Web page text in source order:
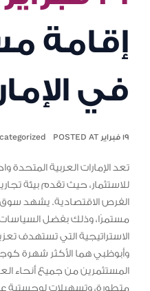
إقامة
في
١٩ فبراير POSTED AT
تعد الإمارات العربية المتحدة
للاستثمار، حيث تقدم بيئة
الفرص الاقتصادية. يشهد سوق
مستمرًا، وذلك بفضل السياسات
الاستراتيجية التي تستهدف
وأبوظبي هما الأكثر شهرة
المستثمرين من جميع أنحاء
متطورة، وتسهيلات لوجستية